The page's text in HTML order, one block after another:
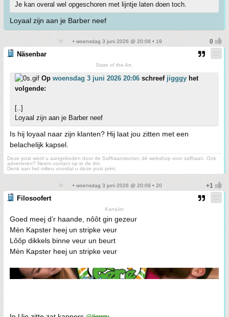
Je kan overal wel opgeschoren met lijntje laten doen toch.
Loyaal zijn aan je Barber neef
• woensdag 3 juni 2026 @ 20:08 • 19
Näsenbar
State of the Art.
Op woensdag 3 juni 2026 20:06 schreef jigggy het
volgende:
[..]
Loyaal zijn aan je Barber neef
Is hij loyaal naar zijn klanten? Hij laat jou zitten met een
belachelijk kapsel.
Deze post werd u aangeboden door de Saffraanstunter, dé webshop voor saffraan. Ook
adverteren? Neem contact op in de dm.
Denk aan het milieu voordat u deze post print.
• woensdag 3 juni 2026 @ 20:09 • 20
Filosoofert
Kanaïet
Goed meej d’r haande, nôôt gin gezeur
Mèn Kapster heej un stripke veur
Lôôp dikkels binne veur un beurt
Mèn Kapster heej un stripke veur